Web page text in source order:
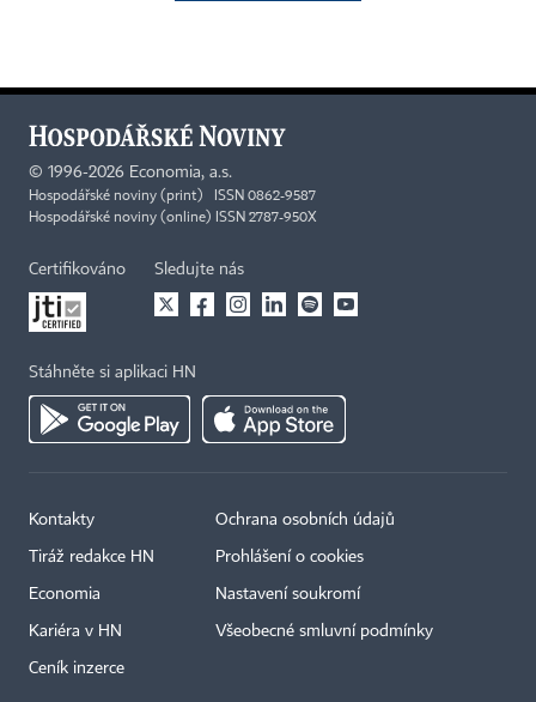
© 1996-2026 Economia, a.s.
Hospodářské noviny (print) ISSN 0862-9587
Hospodářské noviny (online) ISSN 2787-950X
Certifikováno Sledujte nás
Stáhněte si aplikaci HN
Kontakty
Tiráž redakce HN
Economia
Kariéra v HN
Ceník inzerce
Ochrana osobních údajů
Prohlášení o cookies
Nastavení soukromí
Všeobecné smluvní podmínky